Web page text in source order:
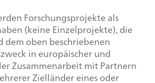
Forschungsprojekte als
(keine Einzelprojekte), die
dem oben beschriebenen
in europäischer und
Zusammenarbeit mit Partnern
Zielländer eines oder